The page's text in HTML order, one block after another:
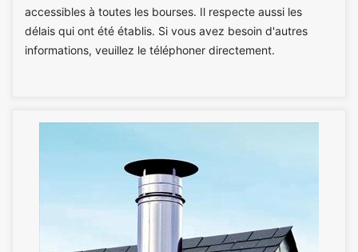
accessibles à toutes les bourses. Il respecte aussi les
délais qui ont été établis. Si vous avez besoin d'autres
informations, veuillez le téléphoner directement.